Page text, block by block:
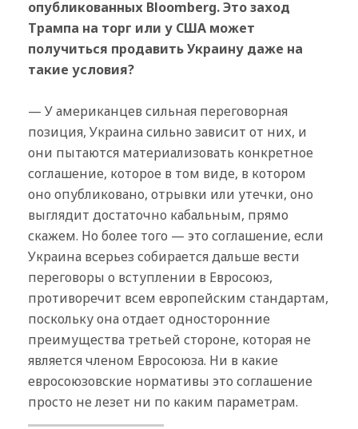
опубликованных Bloomberg. Это заход
Трампа на торг или у США может
получиться продавить Украину даже на
такие условия?
— У американцев сильная переговорная
позиция, Украина сильно зависит от них, и
они пытаются материализовать конкретное
соглашение, которое в том виде, в котором
оно опубликовано, отрывки или утечки, оно
выглядит достаточно кабальным, прямо
скажем. Но более того — это соглашение, если
Украина всерьез собирается дальше вести
переговоры о вступлении в Евросоюз,
противоречит всем европейским стандартам,
поскольку она отдает односторонние
преимущества третьей стороне, которая не
является членом Евросоюза. Ни в какие
евросоюзовские нормативы это соглашение
просто не лезет ни по каким параметрам.